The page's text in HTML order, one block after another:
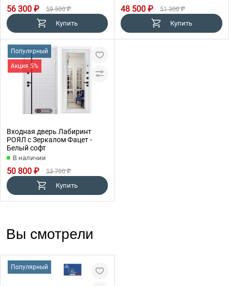
56 300 ₽ 59 500 ₽
Купить
48 500 ₽ 51 300 ₽
Купить
Популярный
Акция 5%
Входная дверь Лабиринт
РОЯЛ с Зеркалом Фацет -
Белый софт
В наличии
50 800 ₽ 53 700 ₽
Купить
Вы смотрели
Популярный